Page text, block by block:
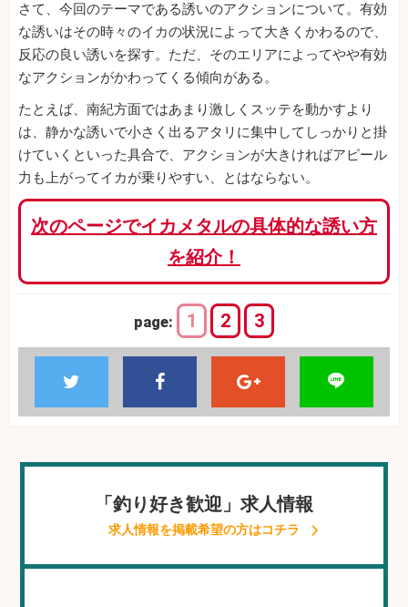
さて、今回のテーマである誘いのアクションについて。有効
な誘いはその時々のイカの状況によって大きくかわるので、
反応の良い誘いを探す。ただ、そのエリアによってやや有効
なアクションがかわってくる傾向がある。
たとえば、南紀方面ではあまり激しくスッテを動かすより
は、静かな誘いで小さく出るアタリに集中してしっかりと掛
けていくといった具合で、アクションが大きければアピール
力も上がってイカが乗りやすい、とはならない。
次のページでイカメタルの具体的な誘い方
を紹介！
page: 1 2 3
「釣り好き歓迎」求人情報
求人情報を掲載希望の方はコチラ